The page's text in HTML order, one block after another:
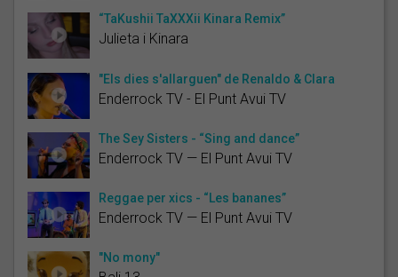
“TaKushii TaXXXii Kinara Remix”
Julieta i Kinara
"Els dies s'allarguen" de Renaldo & Clara
Enderrock TV - El Punt Avui TV
The Sey Sisters - “Sing and dance”
Enderrock TV — El Punt Avui TV
Reggae per xics - “Les bananes”
Enderrock TV — El Punt Avui TV
"No mony"